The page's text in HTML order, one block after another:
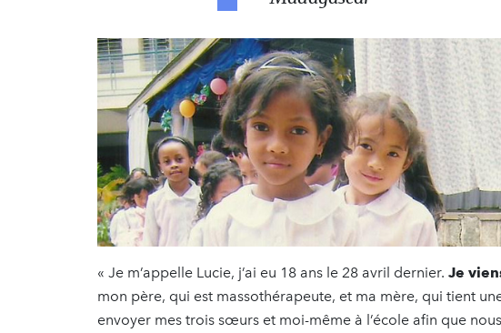
« Je m’appelle Lucie, j’ai eu 18 ans le 28 avril dernier. Je
mon père, qui est massothérapeute, et ma mère, qui tient
envoyer mes trois sœurs et moi-même à l’école afin que